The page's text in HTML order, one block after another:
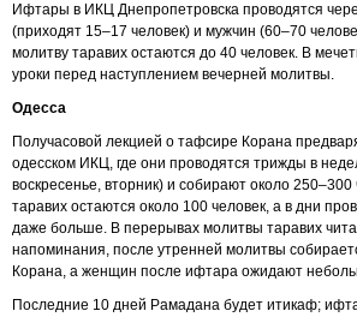
Ифтары в ИКЦ Днепропетровска проводятся
(приходят 15–17 человек) и мужчин (60–70
молитву таравих остаются до 40 человек. В
уроки перед наступлением вечерней молитвы.
Одесса
Получасовой лекцией о тафсире Корана
одесском ИКЦ, где они проводятся трижды в
воскресенье, вторник) и собирают около
таравих остаются около 100 человек, а в дни
даже больше. В перерывах молитвы таравих
напоминания, после утренней молитвы
Корана, а женщин после ифтара ожидают
Последние 10 дней Рамадана будет итикаф;